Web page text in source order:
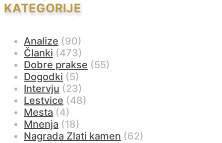
KATEGORIJE
Analize (90)
Članki (473)
Dobre prakse (55)
Dogodki (5)
Intervju (23)
Lestvice (48)
Mesta (4)
Mnenja (18)
Nagrada Zlati kamen (62)